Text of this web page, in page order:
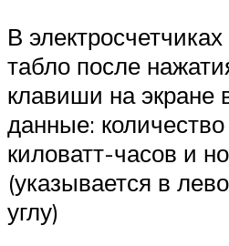
В
табло после
клавиши на экране
данные:
киловатт-часов и
(указывается в
углу)